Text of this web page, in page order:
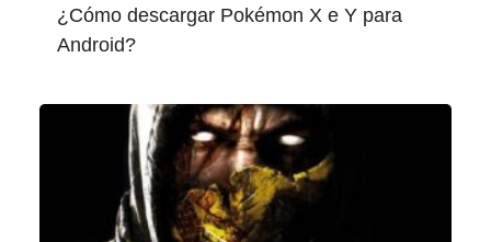
¿Cómo descargar Pokémon X e Y para
Android?